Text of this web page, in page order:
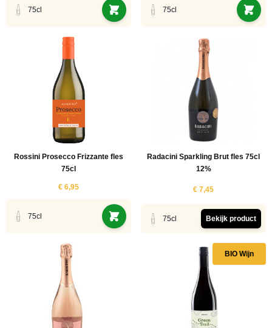
75cl 75cl
Rossini Prosecco Frizzante fles
75cl
€ 6,95
75cl
Radacini Sparkling Brut fles 75cl
12%
€ 7,45
75cl Bekijk product
BIO Wijn